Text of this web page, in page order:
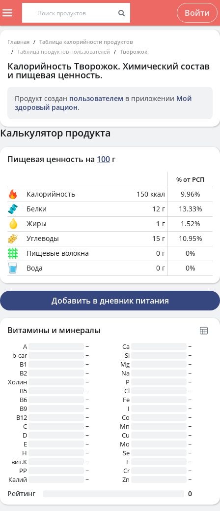
Войти
Главная
Таблица калорийности продуктов
Таблица продуктов пользователей
Творожок
Калорийность Творожок. Химический состав
и пищевая ценность.
Продукт создан пользователем в приложении Мой
здоровый рацион.
Калькулятор продукта
Пищевая ценность на 100 г
% от РСП
Калорийность 150 ккал 9.96%
Белки
12 г 13.33%
Жиры
1 г 1.52%
Углеводы
15 г 10.95%
Пищевые волокна
0 г 0%
Вода
0 г 0%
Добавить в дневник питания
Витамины и минералы
A
~
b-car
~
В1
~
B2
~
Холин
~
B5
~
B6
~
B9
~
B12
~
C
~
D
~
E
~
H
~
вит.К
~
PP
~
Калий
~
Ca
~
Si
~
Mg
~
Na
~
P
~
Cl
~
Fe
~
I
~
Co
~
Mn
~
Cu
~
Mo
~
Se
~
F
~
Cr
~
Zn
~
Рейтинг 0